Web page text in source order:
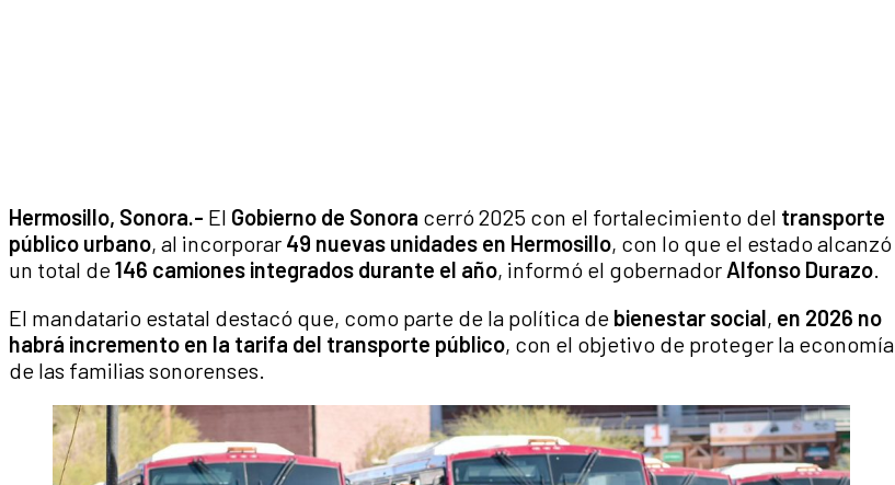
Hermosillo, Sonora.- El Gobierno de Sonora cerró 2025 con el fortalecimiento del transporte
público urbano, al incorporar 49 nuevas unidades en Hermosillo, con lo que el estado alcanzó
un total de146 camiones integrados durante el año, informó el gobernador Alfonso Durazo.
El mandatario estatal destacó que, como parte de la política de bienestar social, en 2026 no
habrá incremento en la tarifa del transporte público, con el objetivo de proteger la economía
de las familias sonorenses.